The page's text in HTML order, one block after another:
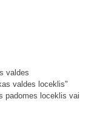
valdes
valdes loceklis"
padomes loceklis vai